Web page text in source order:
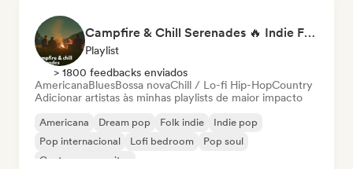
Campfire & Chill Serenades 🔥 Indie Folk, Acoustic & Singer-Songwriter
Playlist
> 1800 feedbacks enviados
AmericanaBluesBossa novaChill / Lo-fi Hip-HopCountry
Adicionar artistas às minhas playlists de maior impacto
Americana Dream pop Folk indie
Indie pop
Pop internacional
Lofi bedroom
Pop soul
Cantor-compositor